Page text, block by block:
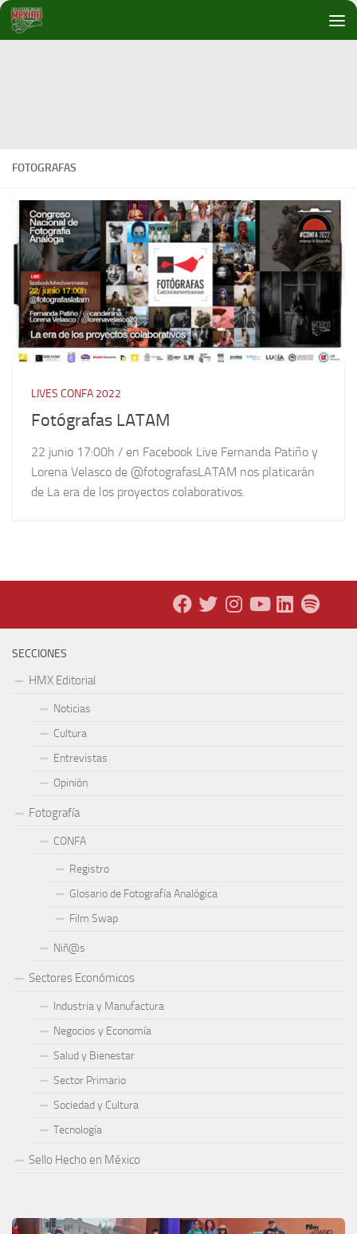
Debajo del contenido
FOTOGRAFAS
LIVES CONFA 2022
Fotógrafas LATAM
22 junio 17:00h / en Facebook Live Fernanda Patiño y
Lorena Velasco de @fotografasLATAM nos platicarán
de La era de los proyectos colaborativos.
SECCIONES
HMX Editorial
Noticias
Cultura
Entrevistas
Opinión
Fotografía
CONFA
Registro
Glosario de Fotografía Analógica
Film Swap
Niñ@s
Sectores Económicos
Industria y Manufactura
Negocios y Economía
Salud y Bienestar
Sector Primario
Sociedad y Cultura
Tecnología
Sello Hecho en México